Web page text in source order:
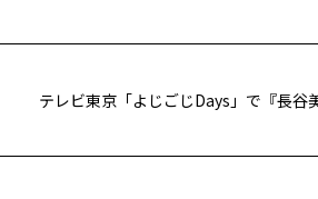
テレビ東京「よじごじDays」で『長谷